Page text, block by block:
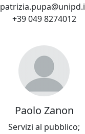
+39 049 8274012
Paolo Zanon
Servizi al pubblico;